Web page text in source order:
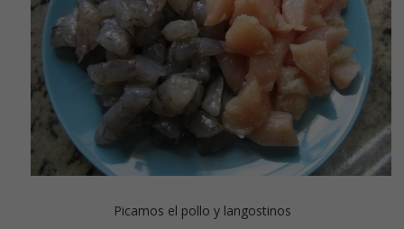
Picamos el pollo y langostinos